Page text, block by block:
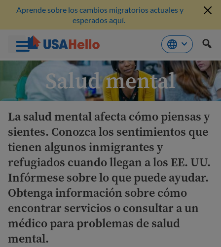
Saltar
contenido
Aprende sobre los cambios migratorios actuales y
esperados aquí.
Salud mental
La salud mental afecta cómo piensas y
sientes. Conozca los sentimientos que
tienen algunos inmigrantes y
refugiados cuando llegan a los EE. UU.
Infórmese sobre lo que puede ayudar.
Obtenga información sobre cómo
encontrar servicios o consultar a un
médico para problemas de salud
mental.